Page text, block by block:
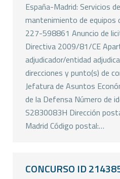
España-Madrid: Servicios
mantenimiento de equipos
227-598861 Anuncio de
Directiva 2009/81/CE
adjudicador/entidad
direcciones y punto(s) de
Jefatura de Asuntos
de la Defensa Número de
S2830083H Dirección
Madrid Código postal:…
CONCURSO ID